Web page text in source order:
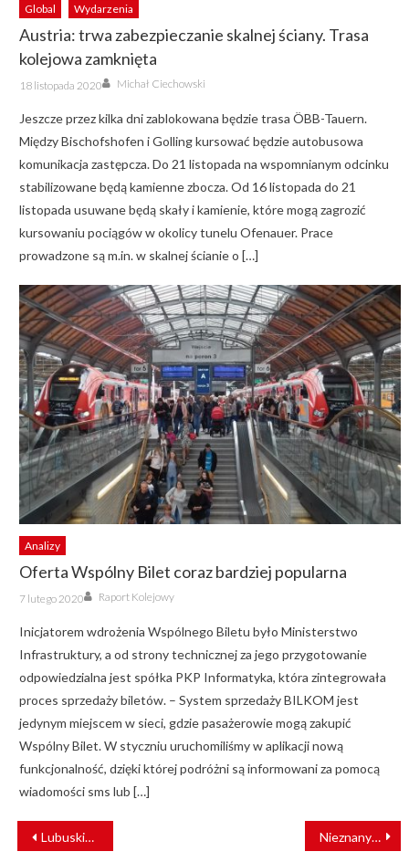
Global Wydarzenia
Austria: trwa zabezpieczanie skalnej ściany. Trasa
kolejowa zamknięta
Posted
on
18 listopada 2020 Author
Michał Ciechowski
Jeszcze przez kilka dni zablokowana będzie trasa ÖBB-Tauern.
Między Bischofshofen i Golling kursować będzie autobusowa
komunikacja zastępcza. Do 21 listopada na wspomnianym odcinku
stabilizowane będą kamienne zbocza. Od 16 listopada do 21
listopada usuwane będą skały i kamienie, które mogą zagrozić
kursowaniu pociągów w okolicy tunelu Ofenauer. Prace
prowadzone są m.in. w skalnej ścianie o […]
Analizy
Oferta Wspólny Bilet coraz bardziej popularna
Posted
on
7 lutego 2020 Author
Raport Kolejowy
Inicjatorem wdrożenia Wspólnego Biletu było Ministerstwo
Infrastruktury, a od strony technicznej za jego przygotowanie
odpowiedzialna jest spółka PKP Informatyka, która zintegrowała
proces sprzedaży biletów. – System sprzedaży BILKOM jest
jedynym miejscem w sieci, gdzie pasażerowie mogą zakupić
Wspólny Bilet. W styczniu uruchomiliśmy w aplikacji nową
funkcjonalność, dzięki której podróżni są informowani za pomocą
wiadomości sms lub […]
NAWIGACJA
WPISU
Lubuskie kupuje dwunapędowe pociągi! Ale tylko dwie jednostki Nieznany sprawca nadał radio-stop. Nocny paraliż na torach